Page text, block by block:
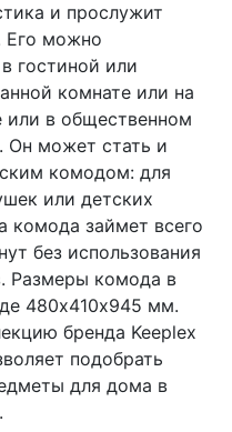
и прослужит
Его можно
гостиной или
комнате или на
или в общественном
Он может стать и
комодом: для
или детских
комода займет всего
без использования
Размеры комода в
480х410х945 мм.
бренда Keeplex
подобрать
для дома в